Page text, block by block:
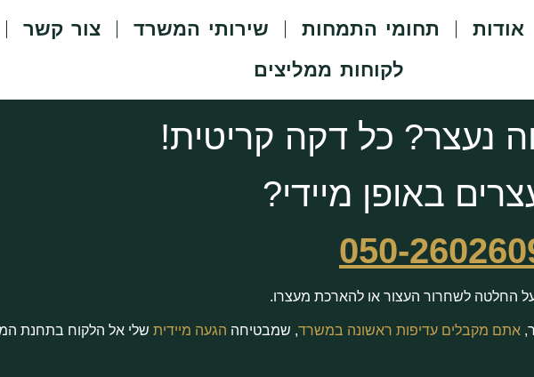
אודות תחומי התמחות שירותי המשרד
צור קשר
לקוחות ממליצים
נעצר? כל דקה קריטית!
באופן מיידי?
050-
החלטה לשחרור העצור או להארכת מעצרו.
אתם מקבלים עדיפות ראשונה במשרד, שמבטיחה הגעה מיידית שלי אל הלקוח בתחנת